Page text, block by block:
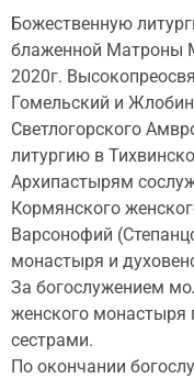
Божественную
блаженной Матроны
2020г.
Гомельский и
Светлогорского
литургию в
Архипастырям
Кормянского
Варсонофий
монастыря и
За богослужением
женского монастыря
сестрами.
По окончании